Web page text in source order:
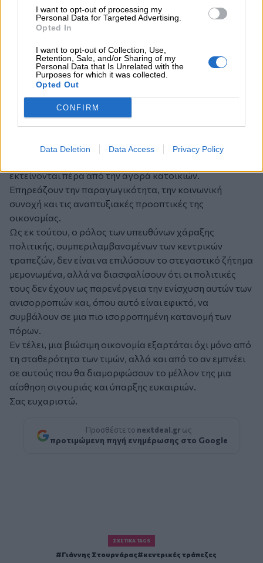
I want to opt-out of processing my
Personal Data for Targeted Advertising.
Opted In
I want to opt-out of Collection, Use,
Retention, Sale, and/or Sharing of my
Personal Data that Is Unrelated with the
Purposes for which it was collected.
Opted Out
CONFIRM
Data Deletion Data Access Privacy Policy
πολιτική και από διαρθρωτικούς παράγοντες. Η αύξηση
της προσφοράς κατοικιών, η βελτίωση της
αποτελεσματικότητας των πολεοδομικών και
χωροταξικών διαδικασιών και η καλύτερη αξιοποίηση
του υφιστάμενου οικιστικού αποθέματος αποτελούν
αναπόσπαστα στοιχεία της λύσης του προβλήματος.
Εξάλλου, το στεγαστικό ζήτημα δεν έχει να κάνει
αποκλειστικά και μόνον με τιμές, αγορές ή εργαλεία
πολιτικής, αλλά κυρίως με το κατά πόσον οι οικονομίες
προοπτική για το μέλλον. Αν η πρόσβαση σε προσιτή
εκτείνονται πέρα από την αγορά κατοικιών.
Επηρεάζουν την παραγωγικότητα, την κοινωνική
συνοχή και τις αναπτυξιακές προοπτικές της
οικονομίας.
Ως εκ τούτου, ο ρόλος των υπευθύνων χάραξης
πολιτικής, συμπεριλαμβανομένων των κεντρικών
τραπεζών, δεν είναι να επιλύσουν το στεγαστικό ζήτημα
μεμονωμένα, αλλά να διασφαλίσουν ότι οι πολιτικές
τους δεν έχουν ως παρενέργεια την ενίσχυση αυτών των
ανισορροπιών και, όπου αυτό είναι εφικτό, να
συμβάλουν σε μια πιο ισορροπημένη κατανομή των
πόρων.
Εν τέλει, μια βιώσιμη οικονομία εξαρτάται όχι μόνο από
τη σταθερότητα των τιμών, αλλά και από το αν εμπνέει
σε αυτούς που θα διαμορφώσουν το μέλλον της μια
αίσθηση σιγουριάς και ύπαρξης ευκαιριών.
Σας ευχαριστώ.
Προσθέστε το nextdeal.gr ως
προτιμώμενη πηγή ενημέρωσης στο Google
ΣΧΕΤΙΚΆ TAGS
Γιάννης Στουρνάρας κεντρικές τράπεζες